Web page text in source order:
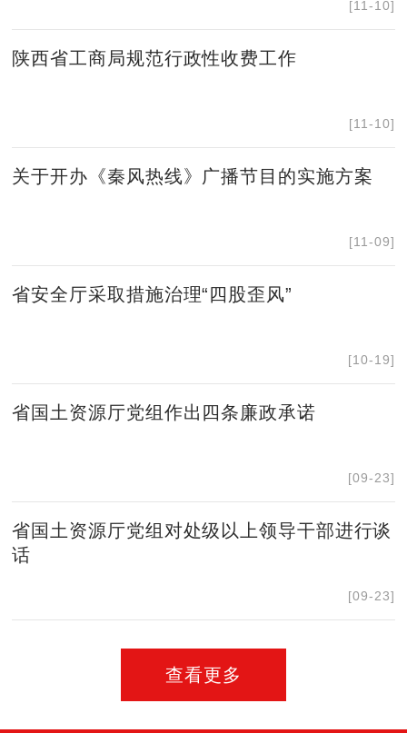
[11-10]
陕西省工商局规范行政性收费工作
[11-10]
关于开办《秦风热线》广播节目的实施方案
[11-09]
省安全厅采取措施治理“四股歪风”
[10-19]
省国土资源厅党组作出四条廉政承诺
[09-23]
省国土资源厅党组对处级以上领导干部进行谈
话
[09-23]
查看更多